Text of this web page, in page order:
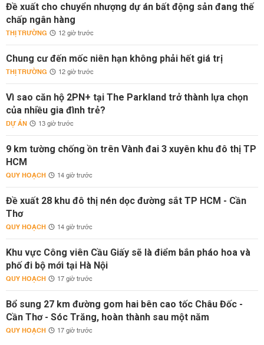
Đề xuất cho chuyển nhượng dự án bất động sản đang thế
chấp ngân hàng
THỊ TRƯỜNG 12 giờ trước
Chung cư đến mốc niên hạn không phải hết giá trị
THỊ TRƯỜNG 12 giờ trước
Vì sao căn hộ 2PN+ tại The Parkland trở thành lựa chọn
của nhiều gia đình trẻ?
DỰ ÁN 13 giờ trước
9 km tường chống ồn trên Vành đai 3 xuyên khu đô thị TP
HCM
QUY HOẠCH 14 giờ trước
Đề xuất 28 khu đô thị nén dọc đường sắt TP HCM - Cần
Thơ
QUY HOẠCH 14 giờ trước
Khu vực Công viên Cầu Giấy sẽ là điểm bắn pháo hoa và
phố đi bộ mới tại Hà Nội
QUY HOẠCH 17 giờ trước
Bổ sung 27 km đường gom hai bên cao tốc Châu Đốc -
Cần Thơ - Sóc Trăng, hoàn thành sau một năm
QUY HOẠCH 17 giờ trước